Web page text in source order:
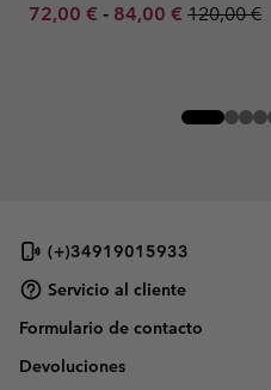
Minimum sale price:
72,00 € - Maximum sale
84,00 € Regular
120,00 €
(+)34919015933
Servicio al cliente
Formulario de contacto
Devoluciones